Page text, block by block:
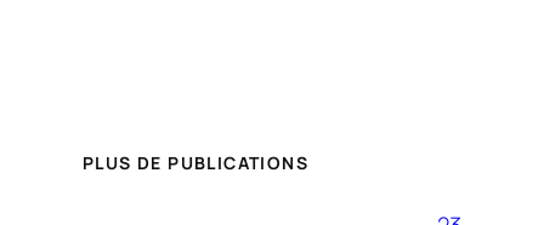
PLUS DE PUBLICATIONS